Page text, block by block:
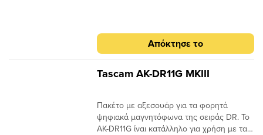
Απόκτησε το
Tascam AK-DR11G MKIII
Πακέτο με αξεσουάρ για τα φορητά
ψηφιακά μαγνητόφωνα της σειράς DR. Το
AK-DR11G ίναι κατάλληλο για χρήση με τα